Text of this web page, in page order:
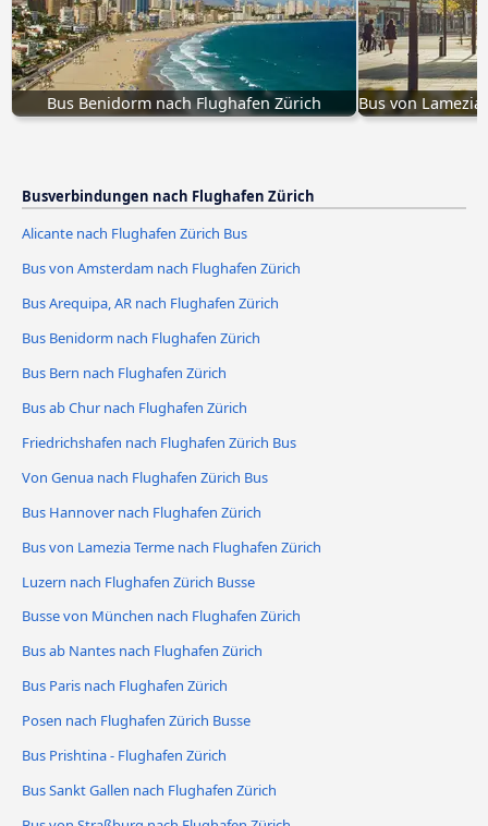
Bus Benidorm nach Flughafen Zürich Bus von
Busverbindungen nach Flughafen Zürich
Alicante nach Flughafen Zürich Bus
Bus von Amsterdam nach Flughafen Zürich
Bus Arequipa, AR nach Flughafen Zürich
Bus Benidorm nach Flughafen Zürich
Bus Bern nach Flughafen Zürich
Bus ab Chur nach Flughafen Zürich
Friedrichshafen nach Flughafen Zürich Bus
Von Genua nach Flughafen Zürich Bus
Bus Hannover nach Flughafen Zürich
Bus von Lamezia Terme nach Flughafen Zürich
Luzern nach Flughafen Zürich Busse
Busse von München nach Flughafen Zürich
Bus ab Nantes nach Flughafen Zürich
Bus Paris nach Flughafen Zürich
Posen nach Flughafen Zürich Busse
Bus Prishtina - Flughafen Zürich
Bus Sankt Gallen nach Flughafen Zürich